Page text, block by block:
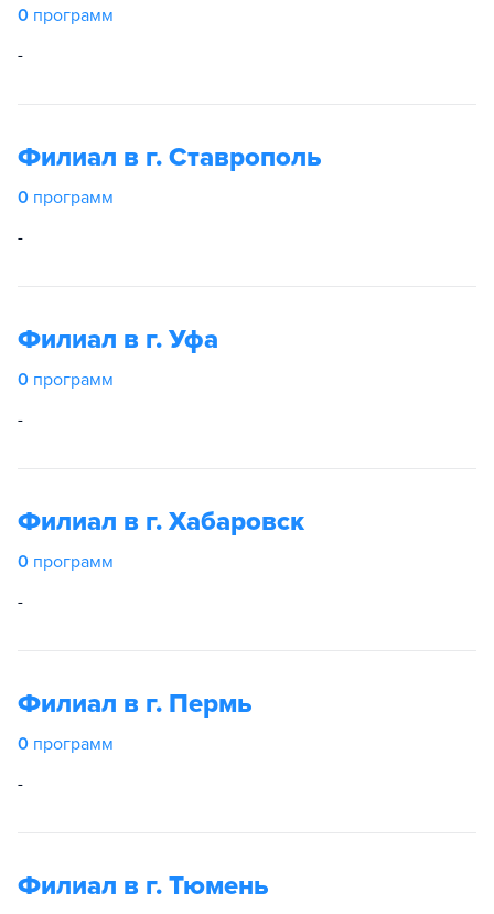
0 программ
-
Филиал в г. Ставрополь
0 программ
-
Филиал в г. Уфа
0 программ
-
Филиал в г. Хабаровск
0 программ
-
Филиал в г. Пермь
0 программ
-
Филиал в г. Тюмень